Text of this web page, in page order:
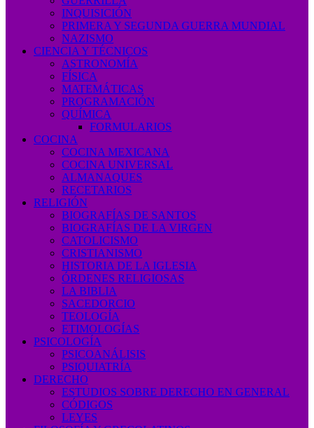
INQUISICIÓN
PRIMERA Y SEGUNDA GUERRA MUNDIAL
NAZISMO
CIENCIA Y TÉCNICOS
ASTRONOMÍA
FÍSICA
MATEMÁTICAS
PROGRAMACIÓN
QUÍMICA
FORMULARIOS
COCINA
COCINA MEXICANA
COCINA UNIVERSAL
ALMANAQUES
RECETARIOS
RELIGIÓN
BIOGRAFÍAS DE SANTOS
BIOGRAFÍAS DE LA VIRGEN
CATOLICISMO
CRISTIANISMO
HISTORIA DE LA IGLESIA
ÓRDENES RELIGIOSAS
LA BIBLIA
SACEDORCIO
TEOLOGÍA
ETIMOLOGÍAS
PSICOLOGÍA
PSICOANÁLISIS
PSIQUIATRÍA
DERECHO
ESTUDIOS SOBRE DERECHO EN GENERAL
CÓDIGOS
LEYES